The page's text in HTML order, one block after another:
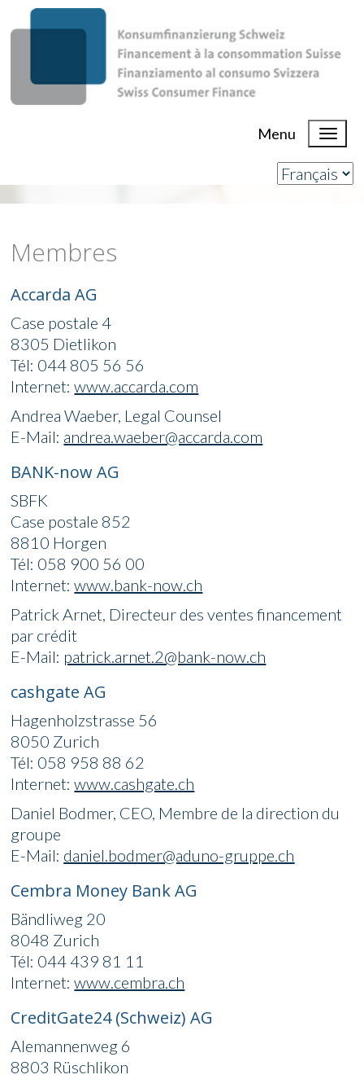
Menu
Membres
Accarda AG
Case postale 4
8305 Dietlikon
Tél: 044 805 56 56
Internet:www.accarda.com
Andrea Waeber, Legal Counsel
E-Mail: andrea.waeber@accarda.com
BANK-now AG
SBFK
Case postale 852
8810 Horgen
Tél: 058 900 56 00
Internet:www.bank-now.ch
Patrick Arnet, Directeur des ventes financement
par crédit
E-Mail: patrick.arnet.2@bank-now.ch
cashgate AG
Hagenholzstrasse 56
8050 Zurich
Tél: 058 958 88 62
Internet:www.cashgate.ch
Daniel Bodmer, CEO, Membre de la direction du
groupe
E-Mail: daniel.bodmer@aduno-gruppe.ch
Cembra Money Bank AG
Bändliweg 20
8048 Zurich
Tél: 044 439 81 11
Internet:www.cembra.ch
CreditGate24 (Schweiz) AG
Alemannenweg 6
8803 Rüschlikon